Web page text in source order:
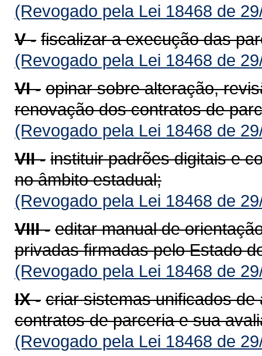
(Revogado pela Lei 18468 de
V - fiscalizar a execução das
(Revogado pela Lei 18468 de
VI - opinar sobre alteração,
renovação dos contratos de
(Revogado pela Lei 18468 de
VII - instituir padrões digitais e
no âmbito estadual;
(Revogado pela Lei 18468 de
VIII - editar manual de
privadas firmadas pelo Estado
(Revogado pela Lei 18468 de
IX - criar sistemas unificados
contratos de parceria e sua
(Revogado pela Lei 18468 de